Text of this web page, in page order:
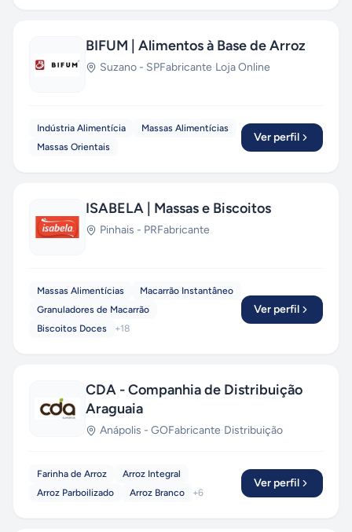
BIFUM | Alimentos à Base de Arroz
Suzano - SPFabricante·Loja Online
Indústria Alimentícia
Massas Alimentícias
Massas Orientais
Ver perfil
ISABELA | Massas e Biscoitos
Pinhais - PRFabricante
Massas Alimentícias
Macarrão Instantâneo
Granuladores de Macarrão
Biscoitos Doces
+18
Ver perfil
CDA - Companhia de Distribuição
Araguaia
Anápolis - GOFabricante·Distribuição
Farinha de Arroz
Arroz Integral
Arroz Parboilizado
Arroz Branco +6
Ver perfil